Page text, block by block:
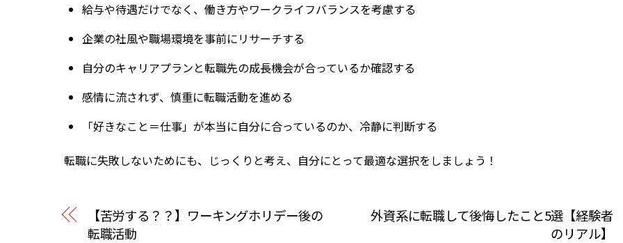
給与や待遇だけでなく、働き方やワークライフバランスを考慮する
企業の社風や職場環境を事前にリサーチする
自分のキャリアプランと転職先の成長機会が合っているか確認する
感情に流されず、慎重に転職活動を進める
「好きなこと＝仕事」が本当に自分に合っているのか、冷静に判断する
転職に失敗しないためにも、じっくりと考え、自分にとって最適な選択をしましょう！
【苦労する？？】ワーキングホリデー後の
転職活動
外資系に転職して後悔したこと5選【経験者
のリアル】